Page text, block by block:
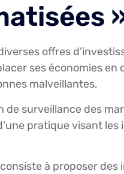
offres
ses économies
malveillantes.
de surveillance des
pratique visant
à proposer